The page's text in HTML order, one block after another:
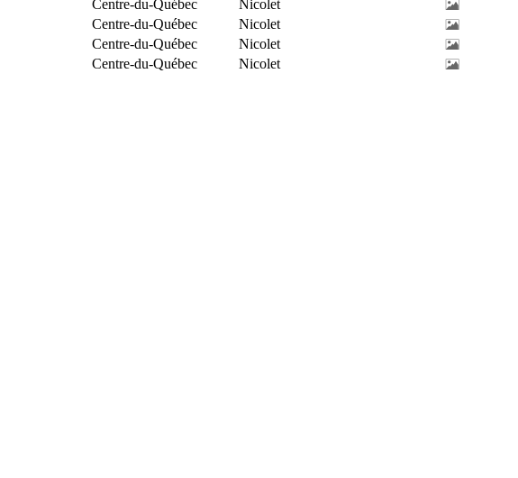
Centre-du-Québec
Nicolet
Centre-du-Québec
Nicolet
Centre-du-Québec
Nicolet
Centre-du-Québec Nicolet